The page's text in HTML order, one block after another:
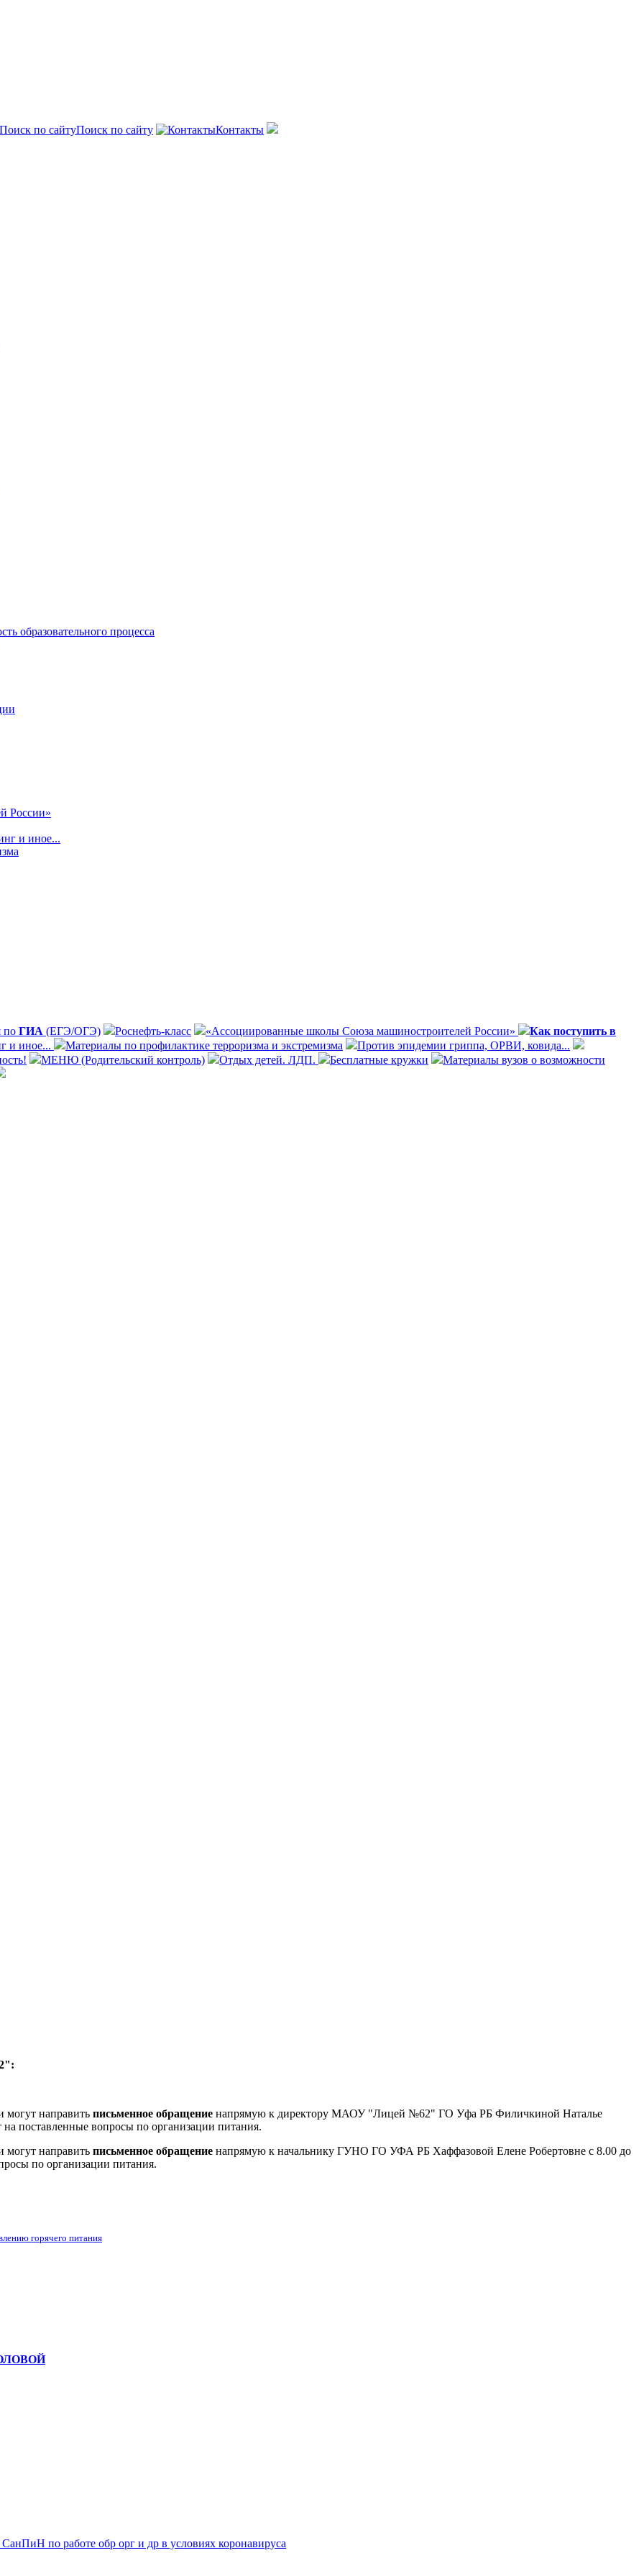
Поиск по сайту
Контакты
образовательного процесса
России»
и иное...
по ГИА (ЕГЭ/ОГЭ) Роснефть-класс «Ассоциированные школы Союза машиностроителей России»
Как поступить в
и иное... Материалы по профилактике терроризма и экстремизма
Против эпидемии гриппа, ОРВИ, ковида...
МЕНЮ (Родительский контроль) Отдых детей. ЛДП. Бесплатные кружки
Материалы вузов о возможности
могут направить письменное обращение напрямую к директору МАОУ "Лицей №62" ГО Уфа РБ Филичкиной Наталье
поставленные вопросы по организации питания.
могут направить письменное обращение напрямую к начальнику ГУНО ГО УФА РБ Хаффазовой Елене Робертовне с 8.00 до
по организации питания.
горячего питания
СанПиН по работе обр орг и др в условиях коронавируса